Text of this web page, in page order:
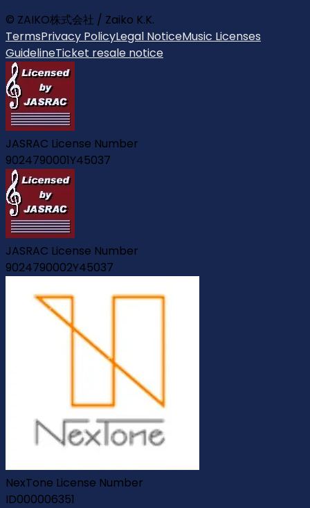
© ZAIKO株式会社 / Zaiko K.K.
TermsPrivacy PolicyLegal NoticeMusic Licenses
GuidelineTicket resale notice
JASRAC License Number
9024790001Y45037
JASRAC License Number
9024790002Y45037
NexTone License Number
ID000006351